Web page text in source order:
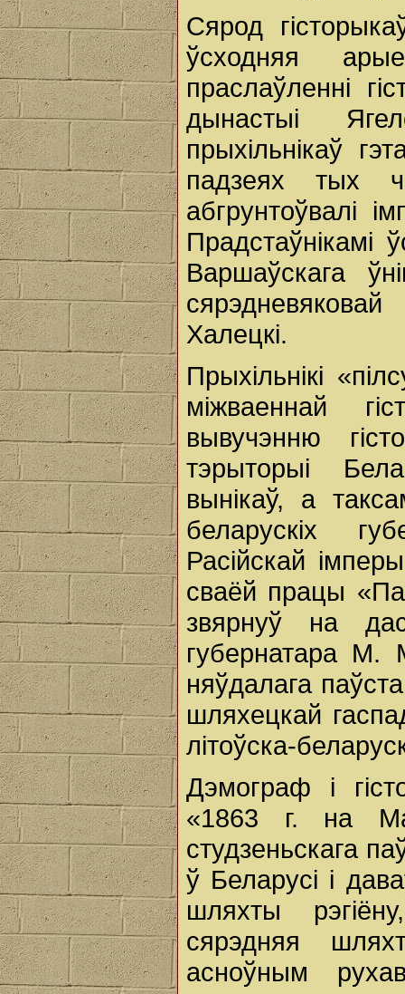
Сярод
ўсходняя
праслаўленні
дынастыі
прыхільнікаў
падзеях тых
абгрунтоўвалі
Прадстаўнікамі
Варшаўскага
Халецкі.
Прыхільнікі
міжваеннай
вывучэнню
тэрыторыі
вынікаў, а
беларускіх
Расійскай
сваёй працы
звярнуў на
губернатара М.
няўдалага
шляхецкай
літоўска-
Дэмограф і
«1863 г. на
студзеньскага
ў Беларусі і
шляхты
сярэдняя
асноўным